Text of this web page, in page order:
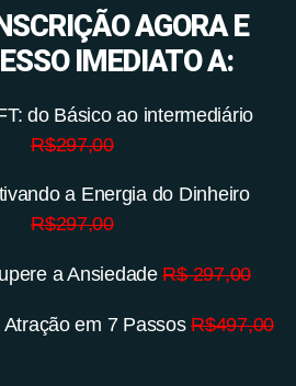
AGORA E
IMEDIATO A:
do Básico ao intermediário
R$297,00
a Energia do Dinheiro
R$297,00
a AnsiedadeR$ 297,00
Atração em 7 PassosR$497,00